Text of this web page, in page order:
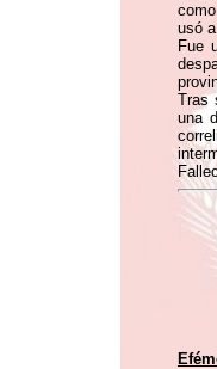
usó
Fue
Tras
una